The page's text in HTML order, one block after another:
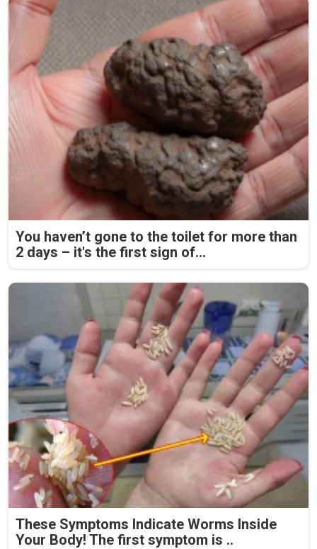
You haven’t gone to the toilet for more than
2 days – it's the first sign of...
These Symptoms Indicate Worms Inside
Your Body! The first symptom is ..